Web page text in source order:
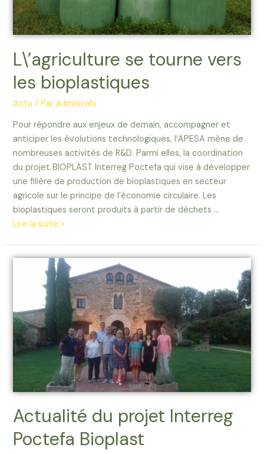
L\’agriculture se tourne vers
les bioplastiques
Actu / Paradminvalo
Pour répondre aux enjeux de demain, accompagner et
anticiper les évolutions technologiques, l’APESA mène de
nombreuses activités de R&D. Parmi elles, la coordination
du projet BIOPLAST Interreg Poctefa qui vise à développer
une filière de production de bioplastiques en secteur
agricole sur le principe de l’économie circulaire. Les
bioplastiques seront produits à partir de déchets …
Lire la suite »
Actualité du projet Interreg
Poctefa Bioplast
Actualité
Interreg
Poctefa
Bioplast